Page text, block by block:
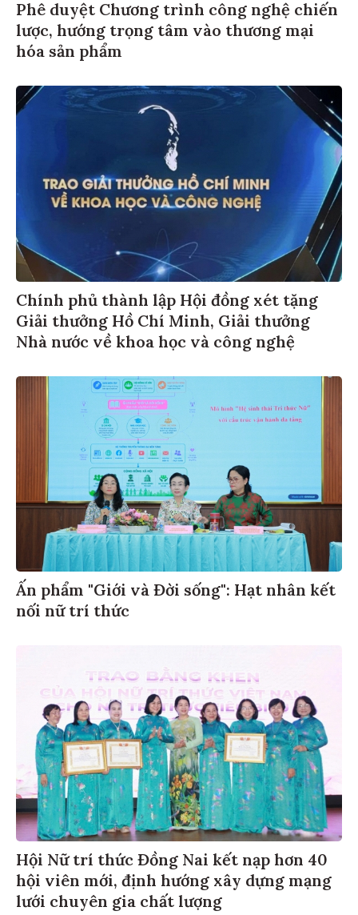
Phê duyệt Chương trình công nghệ chiến
lược, hướng trọng tâm vào thương mại
hóa sản phẩm
Chính phủ thành lập Hội đồng xét tặng
Giải thưởng Hồ Chí Minh, Giải thưởng
Nhà nước về khoa học và công nghệ
Ấn phẩm "Giới và Đời sống": Hạt nhân kết
nối nữ trí thức
Hội Nữ trí thức Đồng Nai kết nạp hơn 40
hội viên mới, định hướng xây dựng mạng
lưới chuyên gia chất lượng